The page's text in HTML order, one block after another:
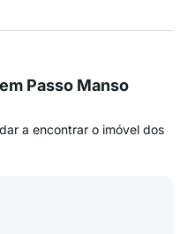
Passo Manso
a encontrar o imóvel dos